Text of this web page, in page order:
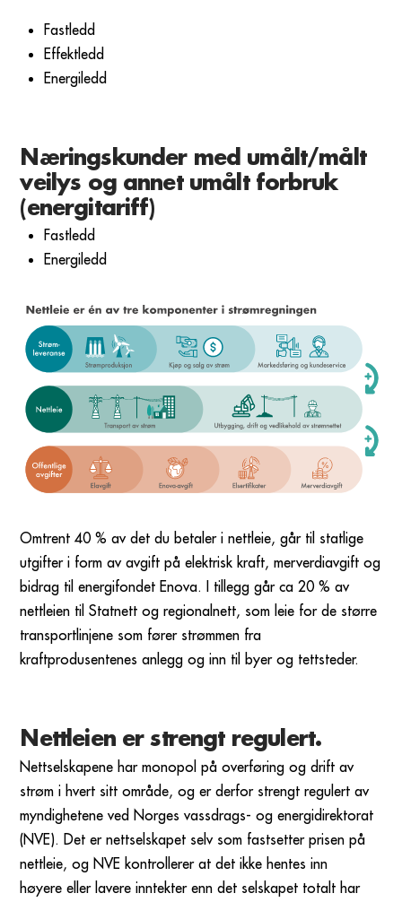
Fastledd
Effektledd
Energiledd
Næringskunder med umålt/målt
veilys og annet umålt forbruk
(energitariff)
Fastledd
Energiledd
Omtrent 40 % av det du betaler i nettleie, går til statlige
utgifter i form av avgift på elektrisk kraft, merverdiavgift og
bidrag til energifondet Enova. I tillegg går ca 20 % av
nettleien til Statnett og regionalnett, som leie for de større
transportlinjene som fører strømmen fra
kraftprodusentenes anlegg og inn til byer og tettsteder.
Nettleien er strengt regulert.
Nettselskapene har monopol på overføring og drift av
strøm i hvert sitt område, og er derfor strengt regulert av
myndighetene ved Norges vassdrags- og energidirektorat
(NVE). Det er nettselskapet selv som fastsetter prisen på
nettleie, og NVE kontrollerer at det ikke hentes inn
høyere eller lavere inntekter enn det selskapet totalt har